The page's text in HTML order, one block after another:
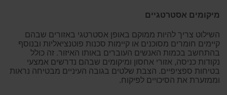
מיקומים אסטרטגיים
השילוט צריך להיות ממוקם באופן אסטרטגי באזורים שבהם
קיימים חומרים מסוכנים או קיימות סכנות פוטנציאליות ובנוסף
בהתחשב בכמות האנשים העוברים באותו האיזור. זה כולל
נקודות כניסה, אזורי אחסון ומיקומים שבהם נדרשים אמצעי
בטיחות ספציפיים. הצבת שלטים בגובה העיניים מבטיחה נראות
וממזערת את הסיכויים לפיקוח.